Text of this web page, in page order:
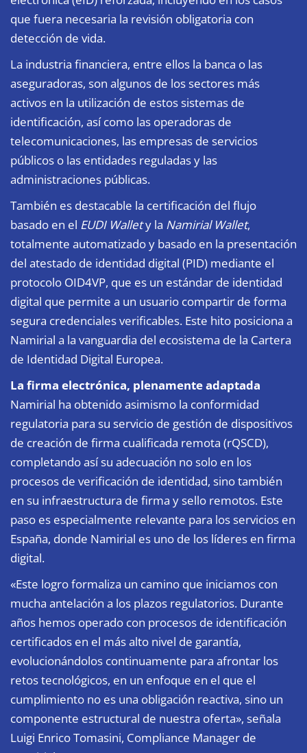
que fuera necesaria la revisión obligatoria con
detección de vida.
La industria financiera, entre ellos la banca o las
aseguradoras, son algunos de los sectores más
activos en la utilización de estos sistemas de
identificación, así como las operadoras de
telecomunicaciones, las empresas de servicios
públicos o las entidades reguladas y las
administraciones públicas.
También es destacable la certificación del flujo
basado en el EUDI Wallety la Namirial Wallet,
totalmente automatizado y basado en la presentación
del atestado de identidad digital (PID) mediante el
protocolo OID4VP, que es un estándar de identidad
digital que permite a un usuario compartir de forma
segura credenciales verificables. Este hito posiciona a
Namirial a la vanguardia del ecosistema de la Cartera
de Identidad Digital Europea.
La firma electrónica, plenamente adaptada
Namirial ha obtenido asimismo la conformidad
regulatoria para su servicio de gestión de dispositivos
de creación de firma cualificada remota (rQSCD),
completando así su adecuación no solo en los
procesos de verificación de identidad, sino también
en su infraestructura de firma y sello remotos. Este
paso es especialmente relevante para los servicios en
España, donde Namirial es uno de los líderes en firma
digital.
«Este logro formaliza un camino que iniciamos con
mucha antelación a los plazos regulatorios. Durante
años hemos operado con procesos de identificación
certificados en el más alto nivel de garantía,
evolucionándolos continuamente para afrontar los
retos tecnológicos, en un enfoque en el que el
cumplimiento no es una obligación reactiva, sino un
componente estructural de nuestra oferta», señala
Luigi Enrico Tomasini, Compliance Manager de